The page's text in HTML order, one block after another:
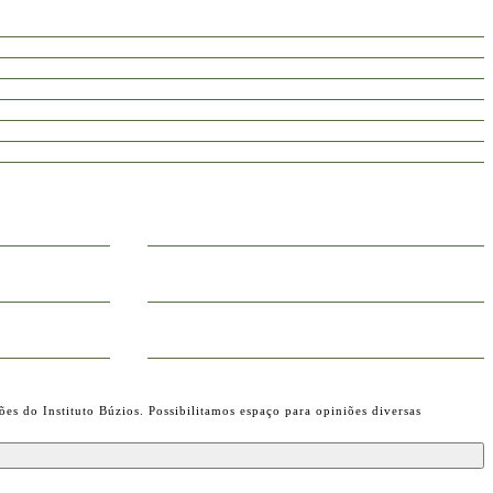
do Instituto Búzios. Possibilitamos espaço para opiniões diversas